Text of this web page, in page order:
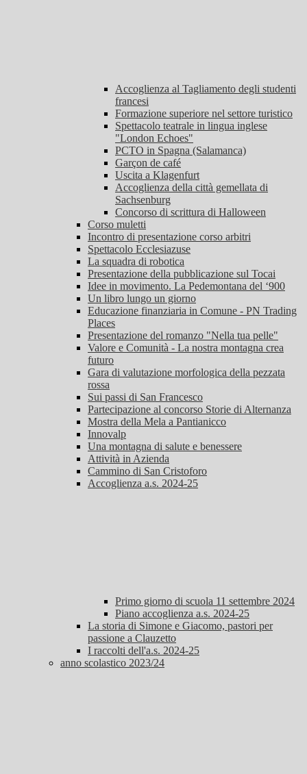
Accoglienza al Tagliamento degli studenti
francesi
Formazione superiore nel settore turistico
Spettacolo teatrale in lingua inglese
"London Echoes"
PCTO in Spagna (Salamanca)
Garçon de café
Uscita a Klagenfurt
Accoglienza della città gemellata di
Sachsenburg
Concorso di scrittura di Halloween
Corso muletti
Incontro di presentazione corso arbitri
Spettacolo Ecclesiazuse
La squadra di robotica
Presentazione della pubblicazione sul Tocai
Idee in movimento. La Pedemontana del ‘900
Un libro lungo un giorno
Educazione finanziaria in Comune - PN Trading
Places
Presentazione del romanzo "Nella tua pelle"
Valore e Comunità - La nostra montagna crea
futuro
Gara di valutazione morfologica della pezzata
rossa
Sui passi di San Francesco
Partecipazione al concorso Storie di Alternanza
Mostra della Mela a Pantianicco
Innovalp
Una montagna di salute e benessere
Attività in Azienda
Cammino di San Cristoforo
Accoglienza a.s. 2024-25
Primo giorno di scuola 11 settembre 2024
Piano accoglienza a.s. 2024-25
La storia di Simone e Giacomo, pastori per
passione a Clauzetto
I raccolti dell'a.s. 2024-25
anno scolastico 2023/24